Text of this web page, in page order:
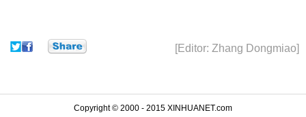
[Editor: Zhang Dongmiao]
Copyright © 2000 - 2015 XINHUANET.com